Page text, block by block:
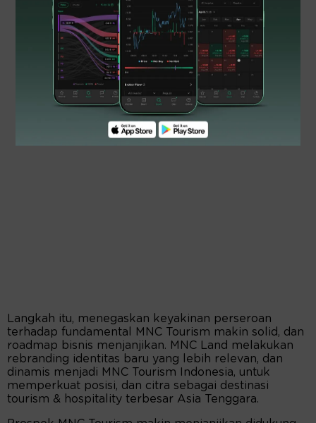
Langkah itu, menegaskan keyakinan perseroan
terhadap fundamental MNC Tourism makin solid, dan
roadmap bisnis menjanjikan. MNC Land melakukan
rebranding identitas baru yang lebih relevan, dan
dinamis menjadi MNC Tourism Indonesia, untuk
memperkuat posisi, dan citra sebagai destinasi
tourism & hospitality terbesar Asia Tenggara.